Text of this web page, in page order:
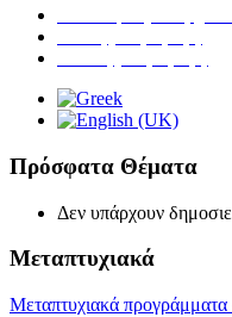
Πρόσφατα Θέματα
Δεν υπάρχουν
Μεταπτυχιακά
Μεταπτυχιακά